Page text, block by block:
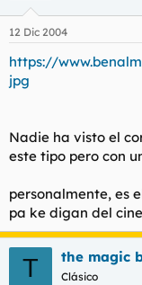
12 Dic 2004
https://
jpg
Nadie ha visto el
este tipo pero con
personalmente, es
pa ke digan del
T the magic
Clásico